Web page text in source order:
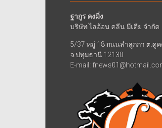
ฐากูร คงมิ่ง
บริษัท ไลอ้อน คลีน มีเดีย จำกัด
5/37 หมู่ 18 ถนนลำลูกกา ต.คู
จ.ปทุมธานี 12130
E-mail: